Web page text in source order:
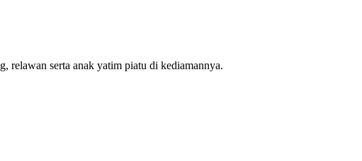
relawan serta anak yatim piatu di kediamannya.